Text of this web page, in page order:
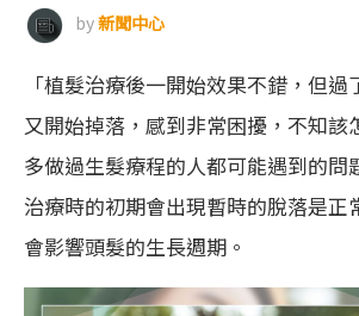
by新聞中心
「植髮治療後一開始效果不錯，但
又開始掉落，感到非常困擾，不知該
多做過生髮療程的人都可能遇到的問
治療時的初期會出現暫時的脫落是正
會影響頭髮的生長週期。